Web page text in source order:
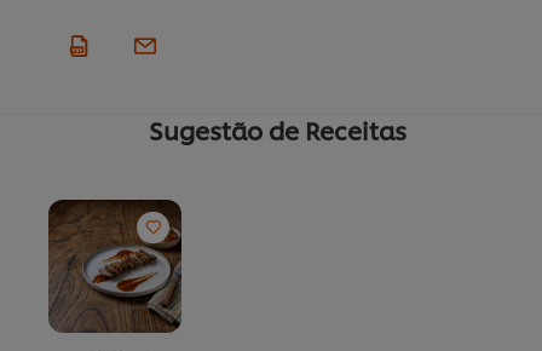
Sugestão de Receitas